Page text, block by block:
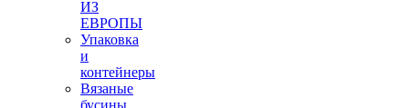
ИЗ
ЕВРОПЫ
Упаковка
и
контейнеры
Вязаные
бусины